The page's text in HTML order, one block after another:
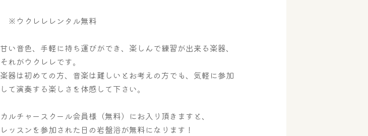
※ウクレレレンタル無料
甘い音色、手軽に持ち運びができ、楽しんで練習が出来る楽器、
それがウクレレです。
楽器は初めての方、音楽は難しいとお考えの方でも、気軽に参加
して演奏する楽しさを体感して下さい。
カルチャースクール会員様（無料）にお入り頂きますと、
レッスンを参加された日の岩盤浴が無料になります！